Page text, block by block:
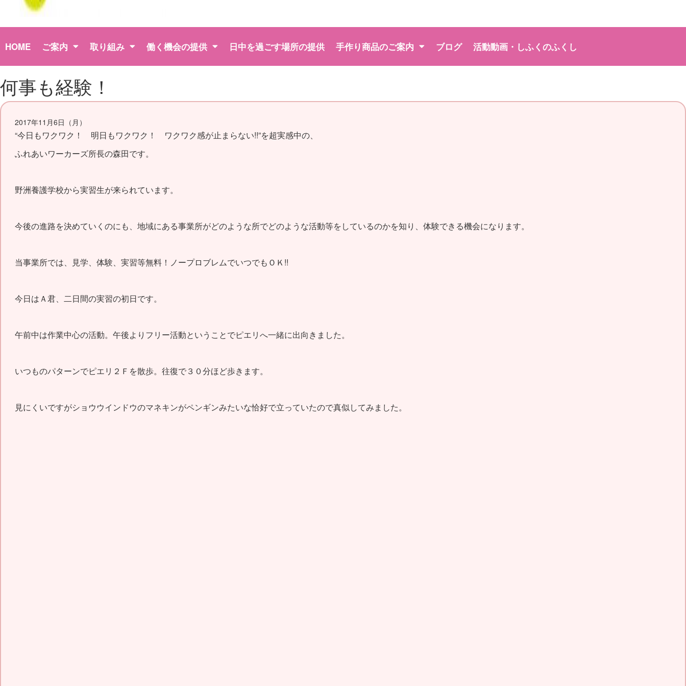
HOME ご案内 取り組み 働く機会の提供 日中を過ごす場所の提供 手作り商品のご案内 ブログ 活動動画・しふくのふくし
何事も経験！
2017年11月6日（月）
“今日もワクワク！ 明日もワクワク！ ワクワク感が止まらない!!”を超実感中の、
ふれあいワーカーズ所長の森田です。
野洲養護学校から実習生が来られています。
今後の進路を決めていくのにも、地域にある事業所がどのような所でどのような活動等をしているのかを知り、体験できる機会になります。
当事業所では、見学、体験、実習等無料！ ノープロブレムでいつでもＯＫ!!
今日はＡ君、二日間の実習の初日です。
午前中は作業中心の活動。午後よりフリー活動ということでピエリへ一緒に出向きました。
いつものパターンでピエリ２Ｆを散歩。往復で３０分ほど歩きます。
見にくいですがショウウインドウのマネキンがペンギンみたいな恰好で立っていたので真似してみました。